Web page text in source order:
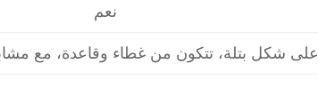
نعم
على شكل بتلة، تتكون من غطاء وقاعدة، مع